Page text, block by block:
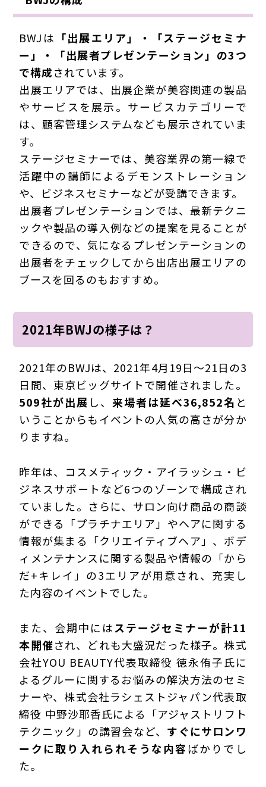
BWJは 「出展エリア」・「ステージセミナ
ー」・「出展者プレゼンテーション」の3つ
で構成されています。
出展エリアでは、出展企業が美容関連の製品
やサービスを展示。サービスカテゴリーで
は、顧客管理システムなども展示されていま
す。
ステージセミナーでは、 美容業界の第一線で
活躍中の講師によるデモンストレーション
や、ビジネスセミナーなどが受講できます。
出展者プレゼンテーションでは、 最新テクニ
ックや製品の導入例などの提案を見ることが
できるので、気になるプレゼンテーションの
出展者をチェックしてから出店出展エリアの
ブースを回るのもおすすめ。
2021年BWJの様子は？
2021年のBWJは、2021年4月19日～21日の3
日間、東京ビッグサイトで開催されました。
509社が出展 し、 来場者は延べ36,852名 と
いうことからもイベントの人気の高さが分か
りますね。
昨年は、コスメティック・アイラッシュ・ビ
ジネスサポートなど6つのゾーンで構成され
ていました。さらに、サロン向け商品の商談
ができる「プラチナエリア」やヘアに関する
情報が集まる「クリエイティブヘア」、ボデ
ィメンテナンスに関する製品や情報の「から
だ+キレイ」の3エリアが用意され、充実し
た内容のイベントでした。
また、会期中にはステージセミナーが計11
本開催され、どれも大盛況だった様子。株式
会社YOU BEAUTY代表取締役 徳永侑子氏に
よるグルーに関するお悩みの解決方法のセミ
ナーや、株式会社ラシェストジャパン代表取
締役 中野沙耶香氏による「アジャストリフト
テクニック」の講習会など、 すぐにサロンワ
ークに取り入れられそうな内容ばかりでし
た。